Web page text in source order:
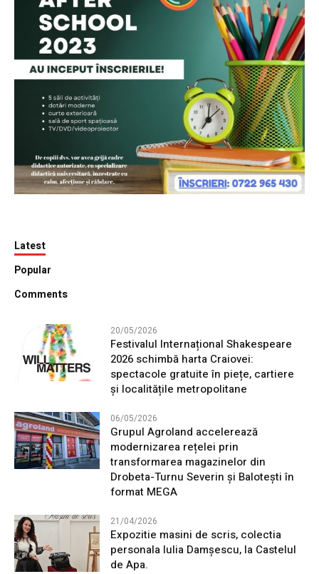
Latest
Popular
Comments
20/05/2026
Festivalul Internațional Shakespeare
2026 schimbă harta Craiovei:
spectacole gratuite în piețe, cartiere
și localitățile metropolitane
06/05/2026
Grupul Agroland accelerează
modernizarea rețelei prin
transformarea magazinelor din
Drobeta-Turnu Severin și Balotești în
format MEGA
21/04/2026
Expozitie masini de scris, colectia
personala Iulia Damșescu, la Castelul
de Apa.